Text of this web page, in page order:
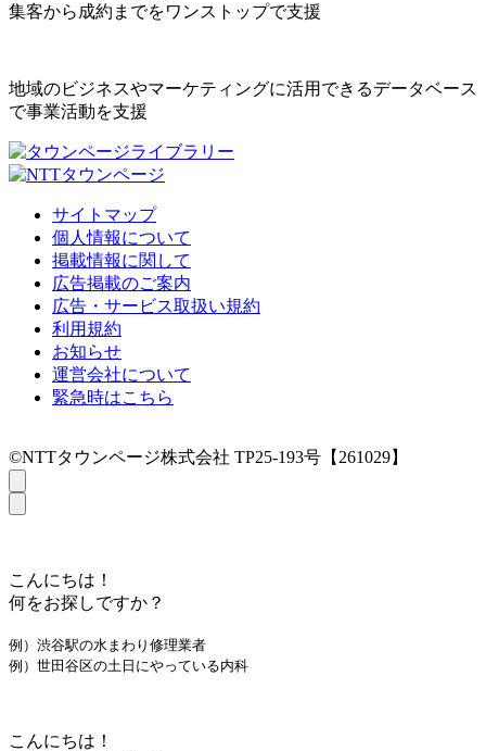
集客から成約までをワンストップで支援
地域のビジネスやマーケティングに活用できるデータベース
で事業活動を支援
サイトマップ
個人情報について
掲載情報に関して
広告掲載のご案内
広告・サービス取扱い規約
利用規約
お知らせ
運営会社について
緊急時はこちら
©NTTタウンページ株式会社 TP25-193号【261029】
こんにちは！
何をお探しですか？
例）渋谷駅の水まわり修理業者
例）世田谷区の土日にやっている内科
こんにちは！